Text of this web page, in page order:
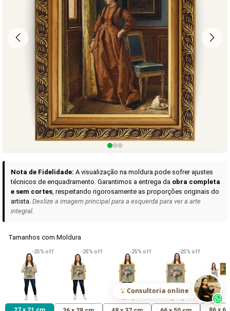
Trazemos a imponência das maiores obras de arte do mundo
alto padrão da sua casa. Nosso acervo reúne a genialidade degrandes
pintores renomados
, resgatandoartes reais
e o requinte inconfundível
das obras do
século XIX . Produção artesanal em Canvas 100% Algodão
molduras em
Madeira Maciça e impressão com Pigmentação Mineral
QUALIDADE DE MUSEU GARANTIA ETERNA
Curadoria das Campanhas
A seleção de obras-primas apresentadas em nossos vídeos nas redes
sociais, reunidas aqui para sua apreciação.
VER DETALHES
Madona de Loreto
R$ 538,42
VER DETALHES
Narciso- caravaggio
R$ 365,92
VER
Maria
uma Rosa
R$ 365,92
Consultoria online
Nota de Fidelidade: A visualização na moldura pode sofrer ajustes
técnicos de enquadramento. Garantimos a entrega da obra completa
e sem cortes, respeitando rigorosamente as proporções originais do
artista. Deslize a imagem principal para a esquerda para ver a arte
integral.
Tamanhos com Moldura
-25% off -25% off -25% off -25% off